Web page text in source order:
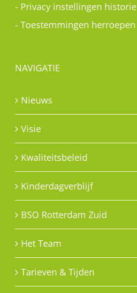
- Privacy instellingen historie
- Toestemmingen herroepen
NAVIGATIE
Nieuws
Visie
Kwaliteitsbeleid
Kinderdagverblijf
BSO Rotterdam Zuid
Het Team
Tarieven & Tijden